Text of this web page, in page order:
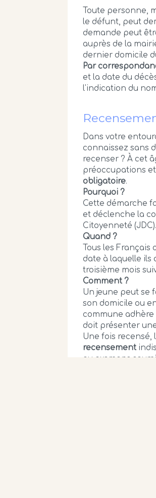
Toute personne,
le défunt, peut
demande peut
auprès de la
dernier domicile
Par
et la date du
l'indication du
Dans votre
connaissez sans
recenser ? À cet
préoccupations
obligatoire.
Pourquoi ?
Cette démarche
et déclenche la
Citoyenneté (JDC).
Quand ?
Tous les
date à laquelle ils
troisième mois
Comment ?
Un jeune peut se
son domicile ou
commune adhère
doit présenter
Une fois recensé,
recensement
ou examens